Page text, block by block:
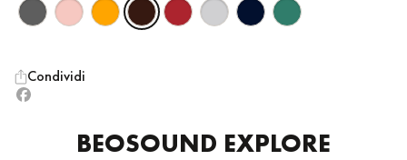
Condividi
BEOSOUND EXPLORE